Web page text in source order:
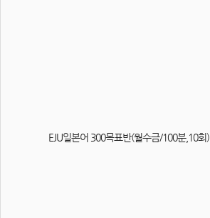
EJU일본어 300목표반(월수금/100분,10회)